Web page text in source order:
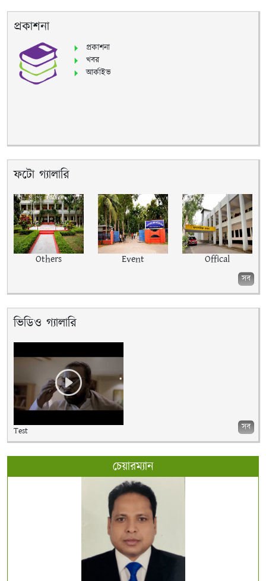
প্রকাশনা
প্রকাশনা
খবর
আর্কাইভ
ফটো গ্যালারি
Others Event Offical
সব
ভিডিও গ্যালারি
Test সব
চেয়ারম্যান